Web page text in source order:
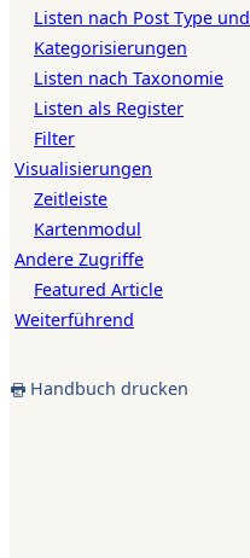
Listen nach Post Type und
Kategorisierungen
Listen nach Taxonomie
Listen als Register
Filter
Visualisierungen
Zeitleiste
Kartenmodul
Andere Zugriffe
Featured Article
Weiterführend
Handbuch drucken